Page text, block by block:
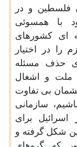
فلسطین و در
با همسوئی
ای کشورهای
را در اختیار
حذف مسئله
ملت و اشغال
بی تفاوت
سازمانی
برای
شکل گرفته و